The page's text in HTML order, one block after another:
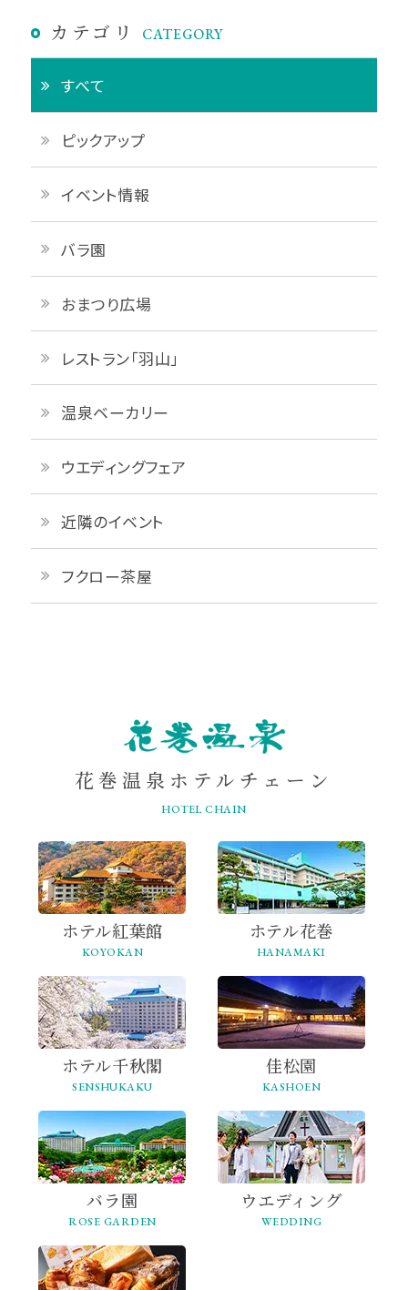
カテゴリ CATEGORY
すべて
ピックアップ
イベント情報
バラ園
おまつり広場
レストラン「羽山」
温泉ベーカリー
ウエディングフェア
近隣のイベント
フクロー茶屋
HANAMAKI
花巻温泉ホテルチェーン
HOTEL CHAIN
ホテル紅葉館
KOYOKAN
ホテル花巻
HANAMAKI
ホテル千秋閣
SENSHUKAKU
佳松園
KASHOEN
バラ園
ROSE GARDEN
ウエディング
WEDDING